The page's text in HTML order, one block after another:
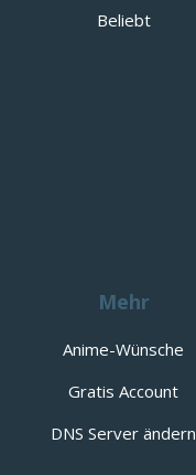
Beliebt
Mehr
Anime-Wünsche
Gratis Account
DNS Server ändern